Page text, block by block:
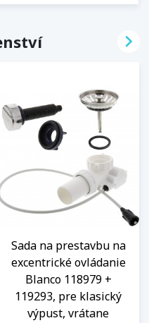
Sada na prestavbu na
excentrické ovládanie
Blanco 118979 +
119293, pre klasický
výpust, vrátane
